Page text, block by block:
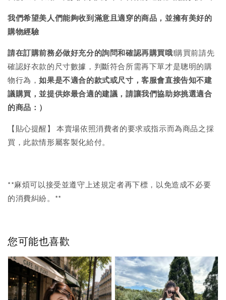
我們希望美人們能夠收到滿意且適穿的商品，並擁有美好的
購物經驗
請在訂購前務必做好充分的詢問和確認再購買哦!購買前請先
確認好衣款的尺寸數據，判斷符合所需再下單才是聰明的購
物行為，如果是不適合的款式或尺寸，客服會直接告知不建
議購買，並提供妳最合適的建議，請讓我們協助妳挑選適合
的商品：）
【貼心提醒】 本賣場依照消費者的要求或指示而為商品之採
買，此款情形屬客製化給付。
**麻煩可以接受並遵守上述規定者再下標，以免造成不必要
的消費糾紛。**
您可能也喜歡